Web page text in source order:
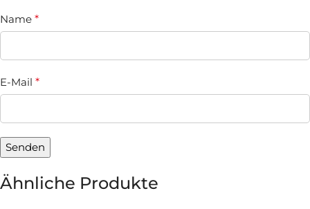
Name *
E-Mail *
Ähnliche Produkte